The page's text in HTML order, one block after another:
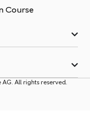
Course
All rights reserved.